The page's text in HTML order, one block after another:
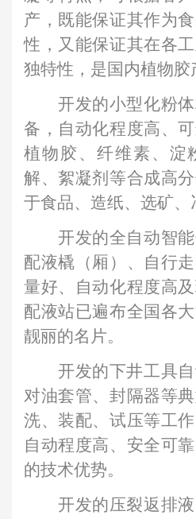
产，既能保证其作为
性，又能保证其在各
独特性，是国内植物胶
开发的小型化粉
备，自动化程度高、
植物胶、纤维素、淀
解、絮凝剂等合成高
于食品、造纸、选矿、
开发的全自动智
配液橇（厢）、自行
量好、自动化程度高
配液站已遍布全国各
靓丽的名片。
开发的下井工具
对油套管、封隔器等
洗、装配、试压等工作
自动程度高、安全可
的技术优势。
开发的压裂返排